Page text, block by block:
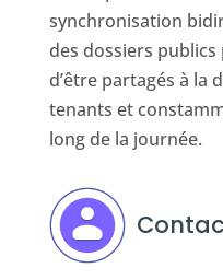
synchronisation
des dossiers
d’être partagés à la
tenants et
long de la journée.